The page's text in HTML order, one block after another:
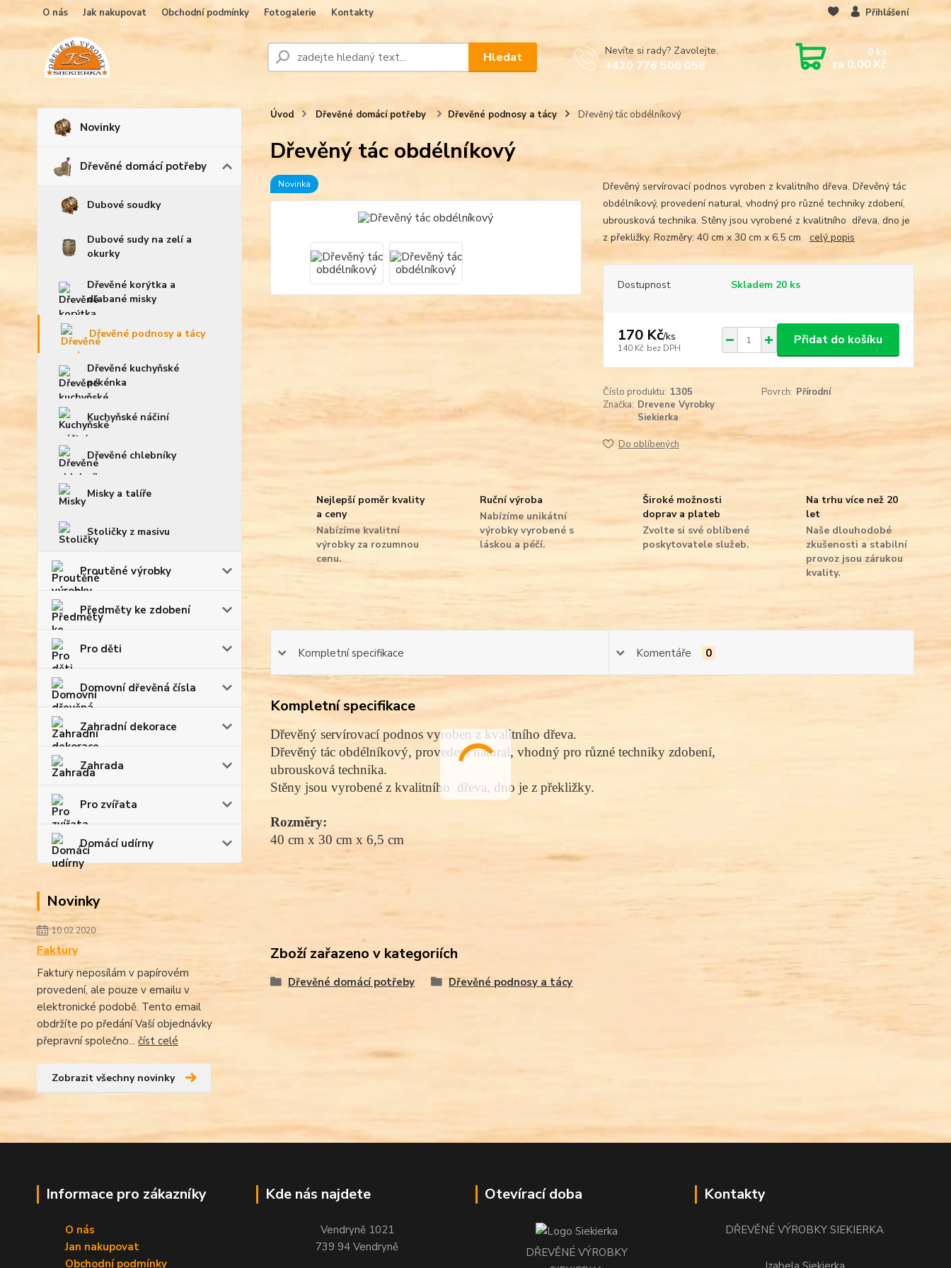
O nás Jak nakupovat Obchodní podmínky Fotogalerie Kontakty Přihlášení
Hledat Nevíte si rady? Zavolejte.
+420 776 500 058
0 ks
za 0,00 Kč
Novinky
Dřevěné domácí potřeby
Dubové soudky
Dubové sudy na zelí a
okurky
Dřevěné korýtka a
dlabané misky
Dřevěné podnosy a tácy
Dřevěné kuchyňské
prkénka
Kuchyňské náčiní
Dřevěné chlebníky
Misky a talíře
Stoličky z masivu
Proutěné výrobky
Předměty ke zdobení
Pro děti
Domovní dřevěná čísla
Zahradní dekorace
Zahrada
Pro zvířata
Domácí udírny
Novinky
10.02.2020
Faktury
Faktury neposílám v papírovém
provedení, ale pouze v emailu v
elektronické podobě. Tento email
obdržíte po předání Vaší objednávky
přepravní společno... číst celé
Zobrazit všechny novinky
Úvod Dřevěné domácí potřeby Dřevěné podnosy a tácy Dřevěný tác obdélníkový
Dřevěný tác obdélníkový
Novinka
Dřevěný servírovací podnos vyroben z kvalitního dřeva. Dřevěný tác
obdélníkový, provedení natural, vhodný pro různé techniky zdobení,
ubrousková technika. Stěny jsou vyrobené z kvalitního dřeva, dno je
z překližky. Rozměry: 40 cm x 30 cm x 6,5 cm celý popis
Dostupnost Skladem 20 ks
170 Kč/ks
140 Kč bez DPH
Přidat do košíku
Číslo produktu: 1305 Povrch: Přírodní
Značka: Drevene Vyrobky
Siekierka
Do oblíbených
Nejlepší poměr kvality
a ceny
Nabízíme kvalitní
výrobky za rozumnou
cenu.
Ruční výroba
Nabízíme unikátní
výrobky vyrobené s
láskou a péčí.
Široké možnosti
doprav a plateb
Zvolte si své oblíbené
poskytovatele služeb.
Na trhu více než 20
let
Naše dlouhodobé
zkušenosti a stabilní
provoz jsou zárukou
kvality.
Kompletní specifikace Komentáře 0
Kompletní specifikace
Dřevěný servírovací podnos vyroben z kvalitního dřeva.
Dřevěný tác obdélníkový, provedení natural, vhodný pro různé techniky zdobení,
ubrousková technika.
Stěny jsou vyrobené z kvalitního dřeva, dno je z překližky.
Rozměry:
40 cm x 30 cm x 6,5 cm
Zboží zařazeno v kategoriích
Dřevěné domácí potřeby Dřevěné podnosy a tácy
Informace pro zákazníky
O nás
Jan nakupovat
Obchodní podmínky
Kde nás najdete
Vendryně 1021
739 94 Vendryně
Otevírací doba
DŘEVĚNÉ VÝROBKY
Kontakty
DŘEVĚNÉ VÝROBKY SIEKIERKA